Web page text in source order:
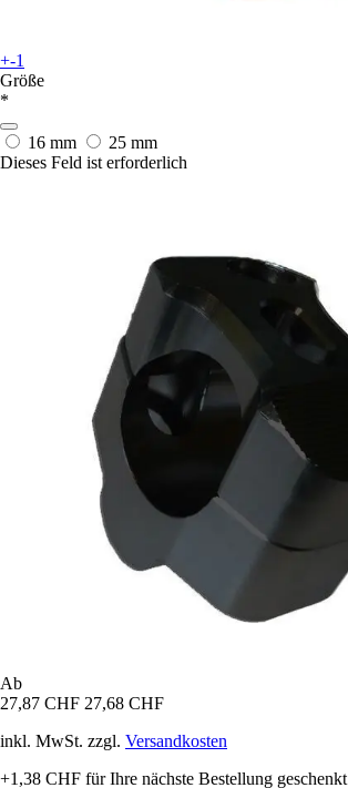
+-1
Größe
*
16 mm
25 mm
Dieses Feld ist erforderlich
Ab
27,87 CHF 27,68 CHF
inkl. MwSt. zzgl. Versandkosten
+1,38 CHF für Ihre nächste Bestellung geschenkt